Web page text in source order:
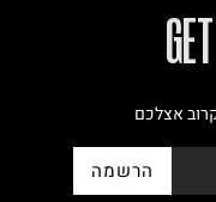
אצלכם
הרשמה